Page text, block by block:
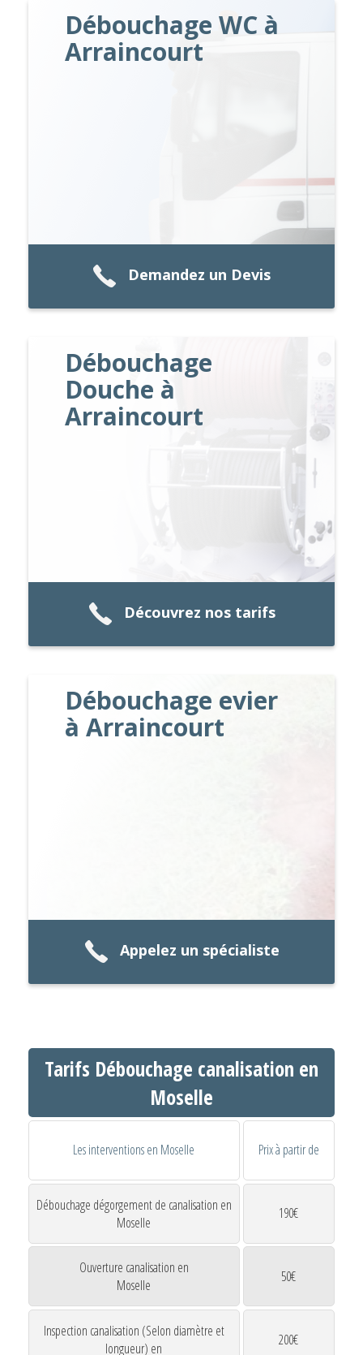
Débouchage WC à
Arraincourt
Demandez un Devis
Débouchage
Douche à
Arraincourt
Découvrez nos tarifs
Débouchage evier
à Arraincourt
Appelez un spécialiste
Tarifs Débouchage canalisation en
Moselle
Les interventions en Moselle Prix à partir de
Débouchage dégorgement de canalisation en
Moselle
190€
Ouverture canalisation en
Moselle
50€
Inspection canalisation (Selon diamètre et
longueur) en
200€